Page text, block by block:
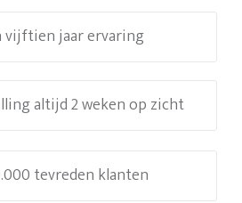
vijftien jaar ervaring
altijd 2 weken op zicht
tevreden klanten